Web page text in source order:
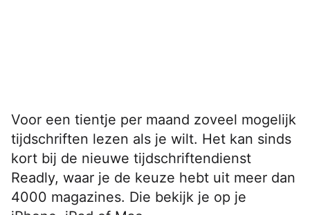
Voor een tientje per maand zoveel mogelijk
tijdschriften lezen als je wilt. Het kan sinds
kort bij de nieuwe tijdschriftendienst
Readly, waar je de keuze hebt uit meer dan
4000 magazines. Die bekijk je op je